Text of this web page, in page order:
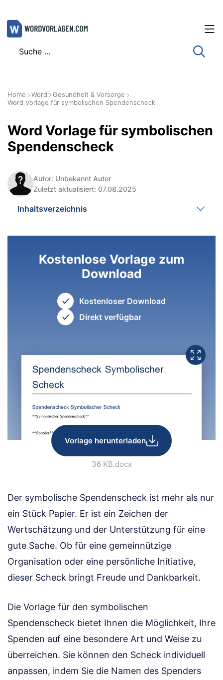
Zum
Inhalt
Home Word
Gesundheit & Vorsorge
Word Vorlage für symbolischen Spendenscheck
Word Vorlage für symbolischen
Spendenscheck
Autor: Unbekannt Autor
Zuletzt aktualisiert: 07.08.2025
Inhaltsverzeichnis
Kostenlose Vorlage zum
Download
Kostenloser Download
Direkt verfügbar
Vorlage herunterladen
36 KB.docx
Der symbolische Spendenscheck ist mehr als nur
ein Stück Papier. Er ist ein Zeichen der
Wertschätzung und der Unterstützung für eine
gute Sache. Ob für eine gemeinnützige
Organisation oder eine persönliche Initiative,
dieser Scheck bringt Freude und Dankbarkeit.
Die Vorlage für den symbolischen
Spendenscheck bietet Ihnen die Möglichkeit, Ihre
Spenden auf eine besondere Art und Weise zu
überreichen. Sie können den Scheck individuell
anpassen, indem Sie die Namen des Spenders